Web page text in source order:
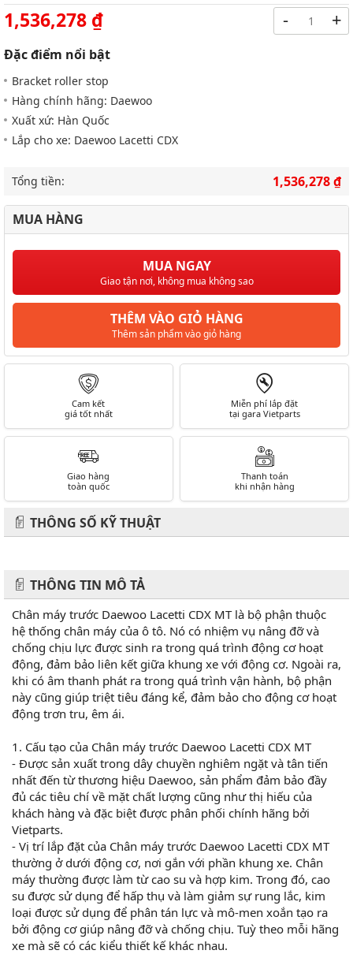
1,536,278 ₫
Đặc điểm nổi bật
Bracket roller stop
Hàng chính hãng: Daewoo
Xuất xứ: Hàn Quốc
Lắp cho xe: Daewoo Lacetti CDX
- +
Tổng tiền: 1,536,278 ₫
MUA HÀNG
MUA NGAY
Giao tận nơi, không mua không sao
THÊM VÀO GIỎ HÀNG
Thêm sản phẩm vào giỏ hàng
Cam kết
giá tốt nhất
Miễn phí lắp đặt
tại gara Vietparts
Giao hàng
toàn quốc
Thanh toán
khi nhận hàng
THÔNG SỐ KỸ THUẬT
THÔNG TIN MÔ TẢ
Chân máy trước Daewoo Lacetti CDX MT là bộ phận thuộc
hệ thống chân máy của ô tô. Nó có nhiệm vụ nâng đỡ và
chống chịu lực được sinh ra trong quá trình động cơ hoạt
động, đảm bảo liên kết giữa khung xe với động cơ. Ngoài ra,
khi có âm thanh phát ra trong quá trình vận hành, bộ phận
này cũng giúp triệt tiêu đáng kể, đảm bảo cho động cơ hoạt
động trơn tru, êm ái.
1. Cấu tạo của Chân máy trước Daewoo Lacetti CDX MT
- Được sản xuất trong dây chuyền nghiêm ngặt và tân tiến
nhất đến từ thương hiệu Daewoo, sản phẩm đảm bảo đầy
đủ các tiêu chí về mặt chất lượng cũng như thị hiếu của
khách hàng và đặc biệt được phân phối chính hãng bởi
Vietparts.
- Vị trí lắp đặt của Chân máy trước Daewoo Lacetti CDX MT
thường ở dưới động cơ, nơi gắn với phần khung xe. Chân
máy thường được làm từ cao su và hợp kim. Trong đó, cao
su được sử dụng để hấp thụ và làm giảm sự rung lắc, kim
loại được sử dụng để phân tán lực và mô-men xoắn tạo ra
bởi động cơ giúp nâng đỡ và chống chịu. Tuỳ theo mỗi hãng
xe mà sẽ có các kiểu thiết kế khác nhau.